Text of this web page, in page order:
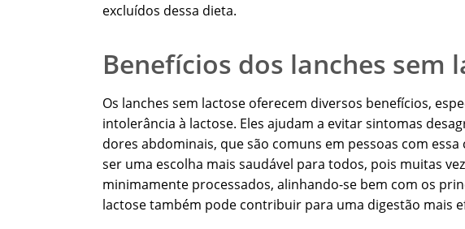
excluídos dessa dieta.
Benefícios dos lanches sem
Os lanches sem lactose oferecem diversos benefícios,
intolerância à lactose. Eles ajudam a evitar sintomas
dores abdominais, que são comuns em pessoas com
ser uma escolha mais saudável para todos, pois muitas
minimamente processados, alinhando-se bem com os
lactose também pode contribuir para uma digestão mais